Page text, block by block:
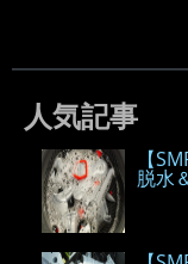
人気記事
【
脱水